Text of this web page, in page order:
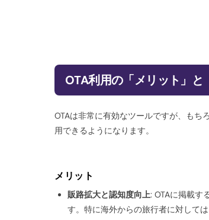
OTA利用の「メリット」と
OTAは非常に有効なツールですが、もち
用できるようになります。
メリット
販路拡大と認知度向上: OTAに掲載す
す。特に海外からの旅行者に対して